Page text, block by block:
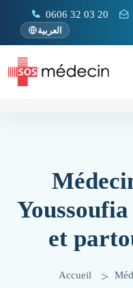
0606 32 03 20
العربية
et
Accueil